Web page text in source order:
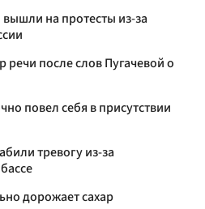
на протесты из-за
речи после слов Пугачевой о
повел cебя в присутствии
тревогу из-за
дорожает сахар